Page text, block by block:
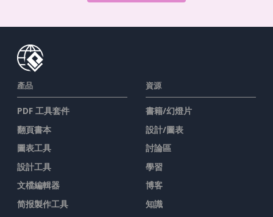
產品
PDF 工具套件
翻頁書本
圖表工具
設計工具
文檔編輯器
简报製作工具
資源
書籍/幻燈片
設計/圖表
討論區
學習
博客
知識